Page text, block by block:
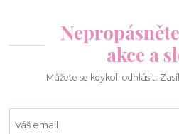
akce a
Můžete se kdykoli odhlásit.